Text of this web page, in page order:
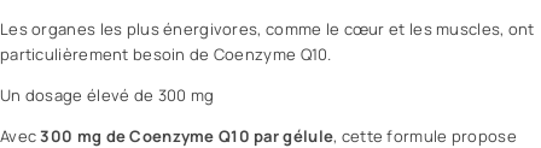
Les organes les plus énergivores, comme le cœur et les muscles, ont
particulièrement besoin de Coenzyme Q10.
Un dosage élevé de 300 mg
Avec300 mg de Coenzyme Q10 par gélule, cette formule propose